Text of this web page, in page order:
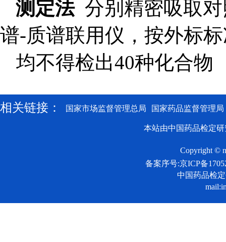
测定法 分别精密吸取
谱-质谱联用仪，按外标
均不得检出40种化合物
相关链接： 国家市场监督管理总局 国家药品监督管理局
本站由中国药品检定
Copyright ©
备案序号:京ICP备
中国药品检